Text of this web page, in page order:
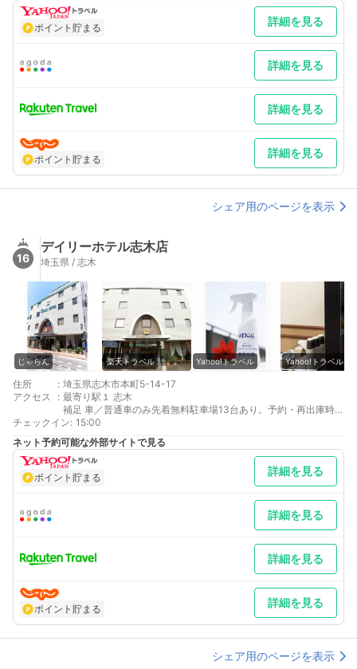
ポイント貯まる 詳細を見る
詳細を見る
詳細を見る
ポイント貯まる 詳細を見る
シェア用のページを表示
16
デイリーホテル志木店
埼玉県 / 志木
じゃらん 楽天トラベル Yahoo!トラベル Yahoo!トラベル
住所 : 埼玉県志木市本町5-14-17
アクセス
: 最寄り駅１ 志木
補足 車／普通車のみ先着無料駐車場13台あり。予約・再出庫時の
取り置き不可。満車後は近隣の有料駐車場をご利用ください。大
型車の駐車はできません。
チェックイン: 15:00
ネット予約可能な外部サイトで見る
ポイント貯まる 詳細を見る
詳細を見る
詳細を見る
ポイント貯まる 詳細を見る
シェア用のページを表示